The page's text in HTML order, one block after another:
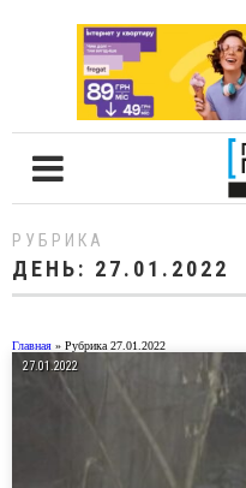
РУБРИКА
ДЕНЬ: 27.01.2022
Главная » Рубрика 27.01.2022
27.01.2022